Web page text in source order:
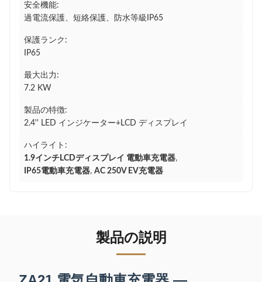
安全機能:
過電流保護、短絡保護、防水等級IP65
保護ランク:
IP65
最大出力:
7.2 KW
製品の特徴:
2.4'' LED インジケーター+LCD ディスプレイ
ハイライト:
1.9インチLCDディスプレイ 電動車充電器,
IP65電動車充電器, AC 250V EV充電器
製品の説明